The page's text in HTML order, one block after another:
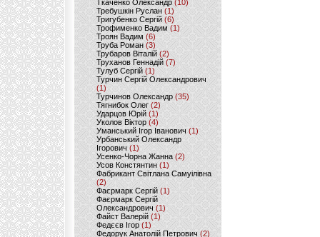
Ткаченко Олександр (10)
Требушкін Руслан (1)
Тригубенко Сергій(6)
Трофименко Вадим (1)
Троян Вадим (6)
Труба Роман(3)
Трубаров Віталій (2)
Труханов Геннадій (7)
Тулуб Сергій(1)
Турчин Сергій Олександрович
(1)
Турчинов Олександр(35)
Тягнибок Олег (2)
Ударцов Юрій (1)
Уколов Віктор(4)
Уманський Ігор Іванович(1)
Урбанський Олександр
Ігорович (1)
Усенко-Чорна Жанна (2)
Усов Констянтин(1)
Фабрикант Світлана Самуілівна
(2)
Фаєрмарк Сергій(1)
Фаєрмарк Сергій
Олександрович (1)
Файст Валерій(1)
Федєєв Ігор (1)
Федорук Анатолій Петрович (2)